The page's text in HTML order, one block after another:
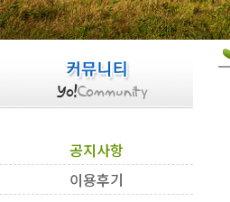
공지사항
이용후기